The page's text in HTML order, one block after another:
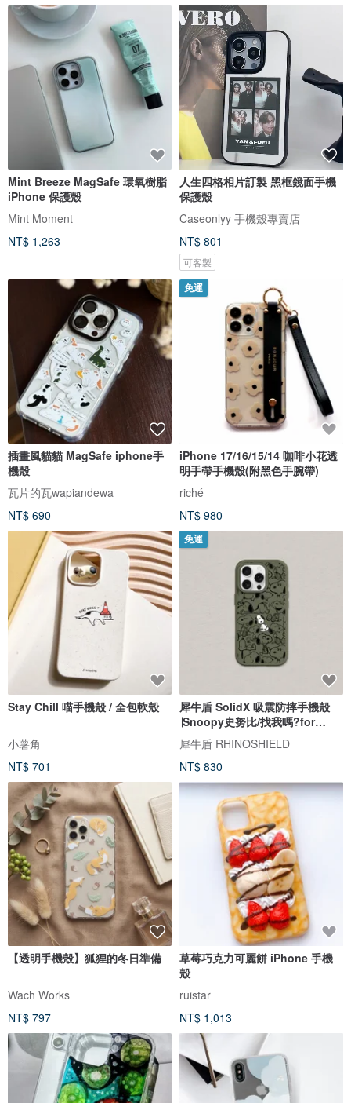
Mint Breeze MagSafe 環氧樹脂
iPhone 保護殼
Mint Moment
NT$ 1,263
人生四格相片訂製 黑框鏡面手機
保護殼
Caseonlyy 手機殼專賣店
NT$ 801
可客製
插畫風貓貓 MagSafe iphone手
機殼
瓦片的瓦wapiandewa
NT$ 690
免運
iPhone 17/16/15/14 咖啡小花透
明手帶手機殼(附黑色手腕帶)
riché
NT$ 980
Stay Chill 喵手機殼 / 全包軟殼
小薯角
NT$ 701
免運
犀牛盾 SolidX 吸震防摔手機殼
∣Snoopy史努比/找我嗎?for
iPhone
犀牛盾 RHINOSHIELD
NT$ 830
【透明手機殼】狐狸的冬日準備
Wach Works
NT$ 797
草莓巧克力可麗餅 iPhone 手機
殼
ruistar
NT$ 1,013